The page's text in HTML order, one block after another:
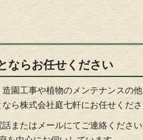
ならお任せください
園工事や植物のメンテナンスの
ら株式会社庭七軒にお任せくだ
またはメールにてご連絡ください